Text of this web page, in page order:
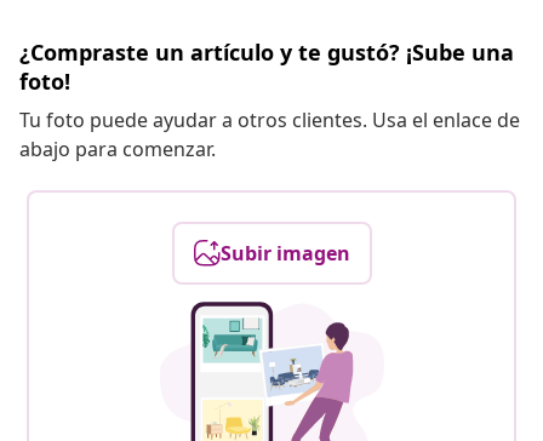
¿Compraste un artículo y te gustó? ¡Sube una
foto!
Tu foto puede ayudar a otros clientes. Usa el enlace de
abajo para comenzar.
Subir imagen